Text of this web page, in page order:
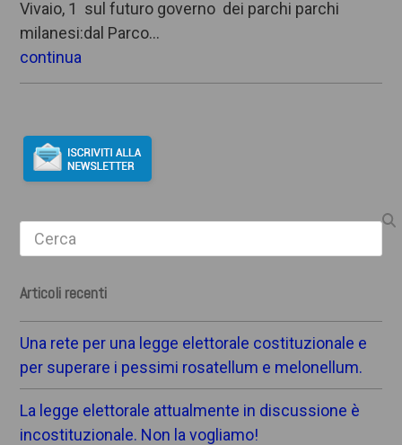
Vivaio, 1 sul futuro governo dei parchi parchi
milanesi:dal Parco…
continua
Search
Articoli recenti
Una rete per una legge elettorale costituzionale e
per superare i pessimi rosatellum e melonellum.
La legge elettorale attualmente in discussione è
incostituzionale. Non la vogliamo!